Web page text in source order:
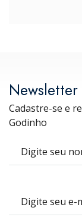
Newsletter
Cadastre-se e
Godinho